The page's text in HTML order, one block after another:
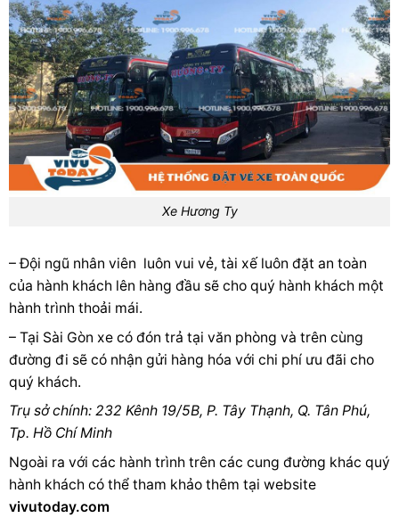
Xe Hương Ty
– Đội ngũ nhân viên luôn vui vẻ, tài xế luôn đặt an toàn
của hành khách lên hàng đầu sẽ cho quý hành khách một
hành trình thoải mái.
– Tại Sài Gòn xe có đón trả tại văn phòng và trên cùng
đường đi sẽ có nhận gửi hàng hóa với chi phí ưu đãi cho
quý khách.
Trụ sở chính: 232 Kênh 19/5B, P. Tây Thạnh, Q. Tân Phú,
Tp. Hồ Chí Minh
Ngoài ra với các hành trình trên các cung đường khác quý
hành khách có thể tham khảo thêm tại website
vivutoday.com